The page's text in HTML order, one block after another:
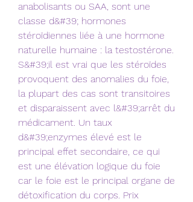
anabolisants ou SAA, sont une
classe d&#39; hormones
stéroïdiennes liée à une hormone
naturelle humaine : la testostérone.
S&#39;il est vrai que les stéroïdes
provoquent des anomalies du foie,
la plupart des cas sont transitoires
et disparaissent avec l&#39;arrêt du
médicament. Un taux
d&#39;enzymes élevé est le
principal effet secondaire, ce qui
est une élévation logique du foie
car le foie est le principal organe de
détoxification du corps. Prix